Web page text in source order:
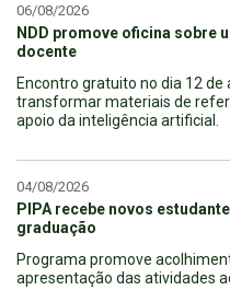
06/08/2026
NDD promove oficina sobre
docente
Encontro gratuito no dia 12
transformar materiais de
apoio da inteligência artificial.
04/08/2026
PIPA recebe novos
graduação
Programa promove
apresentação das atividades